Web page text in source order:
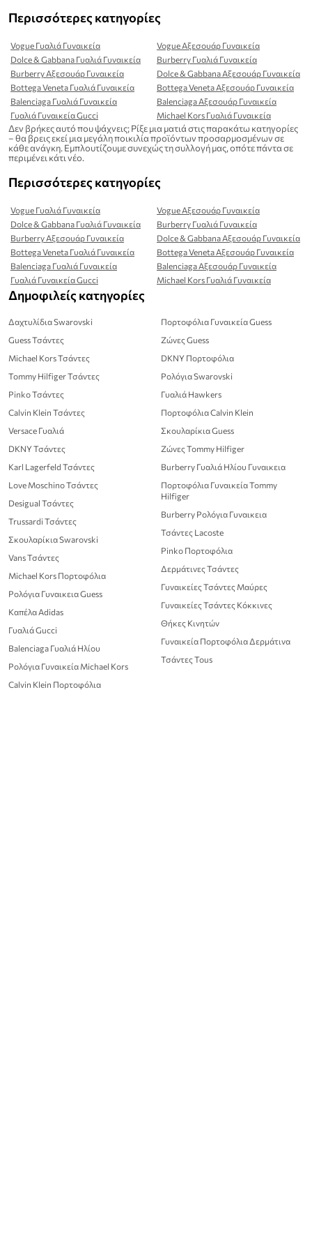
Περισσότερες κατηγορίες
Vogue Γυαλιά Γυναικεία
Vogue Αξεσουάρ Γυναικεία
Dolce & Gabbana Γυαλιά Γυναικεία
Burberry Γυαλιά Γυναικεία
Burberry Αξεσουάρ Γυναικεία
Dolce & Gabbana Αξεσουάρ Γυναικεία
Bottega Veneta Γυαλιά Γυναικεία
Bottega Veneta Αξεσουάρ Γυναικεία
Balenciaga Γυαλιά Γυναικεία
Balenciaga Αξεσουάρ Γυναικεία
Γυαλιά Γυναικεία Gucci
Michael Kors Γυαλιά Γυναικεία
Δεν βρήκες αυτό που ψάχνεις; Ρίξε μια ματιά στις παρακάτω κατηγορίες
– θα βρεις εκεί μια μεγάλη ποικιλία προϊόντων προσαρμοσμένων σε
κάθε ανάγκη. Εμπλουτίζουμε συνεχώς τη συλλογή μας, οπότε πάντα σε
περιμένει κάτι νέο.
Περισσότερες κατηγορίες
Vogue Γυαλιά Γυναικεία
Vogue Αξεσουάρ Γυναικεία
Dolce & Gabbana Γυαλιά Γυναικεία
Burberry Γυαλιά Γυναικεία
Burberry Αξεσουάρ Γυναικεία
Dolce & Gabbana Αξεσουάρ Γυναικεία
Bottega Veneta Γυαλιά Γυναικεία
Bottega Veneta Αξεσουάρ Γυναικεία
Balenciaga Γυαλιά Γυναικεία
Balenciaga Αξεσουάρ Γυναικεία
Γυαλιά Γυναικεία Gucci
Michael Kors Γυαλιά Γυναικεία
Δημοφιλείς κατηγορίες
Δαχτυλίδια Swarovski
Guess Τσάντες
Michael Kors Τσάντες
Tommy Hilfiger Τσάντες
Pinko Τσάντες
Calvin Klein Τσάντες
Versace Γυαλιά
DKNY Τσάντες
Karl Lagerfeld Τσάντες
Love Moschino Τσάντες
Desigual Τσάντες
Trussardi Τσάντες
Σκουλαρίκια Swarovski
Vans Τσάντες
Michael Kors Πορτοφόλια
Ρολόγια Γυναικεια Guess
Καπέλα Adidas
Γυαλιά Gucci
Balenciaga Γυαλιά Ηλίου
Ρολόγια Γυναικεία Michael Kors
Calvin Klein Πορτοφόλια
Πορτοφόλια Γυναικεία Guess
Ζώνες Guess
DKNY Πορτοφόλια
Ρολόγια Swarovski
Γυαλιά Hawkers
Πορτοφόλια Calvin Klein
Σκουλαρίκια Guess
Ζώνες Tommy Hilfiger
Burberry Γυαλιά Ηλίου Γυναικεια
Πορτοφόλια Γυναικεία Tommy
Hilfiger
Burberry Ρολόγια Γυναικεια
Τσάντες Lacoste
Pinko Πορτοφόλια
Δερμάτινες Τσάντες
Γυναικείες Τσάντες Μαύρες
Γυναικείες Τσάντες Κόκκινες
Θήκες Κινητών
Γυναικεία Πορτοφόλια Δερμάτινα
Τσάντες Tous